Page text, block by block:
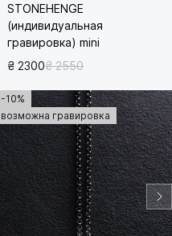
STONEHENGE
(индивидуальная
гравировка) mini
₴ 2300₴ 2550
-10%
возможна гравировка